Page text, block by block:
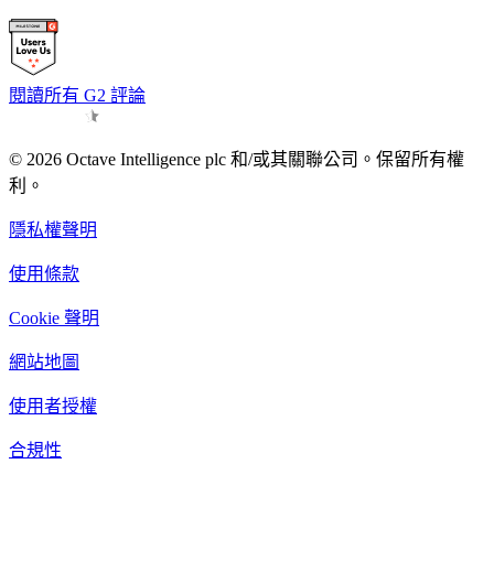
閱讀所有 G2 評論
© 2026 Octave Intelligence plc 和/或其關聯公司。保留所有權
利。
隱私權聲明
使用條款
Cookie 聲明
網站地圖
使用者授權
合規性